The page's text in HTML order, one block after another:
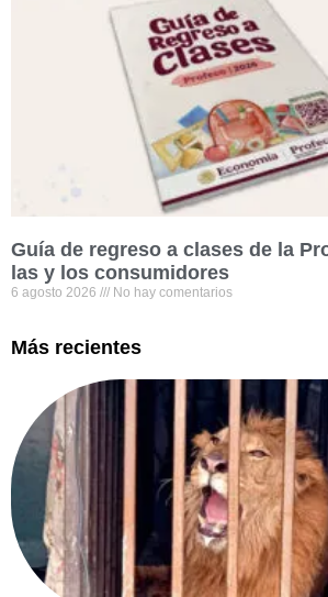
Guía de regreso a clases de la
las y los consumidores
6 agosto 2026 No hay comentarios
Más recientes